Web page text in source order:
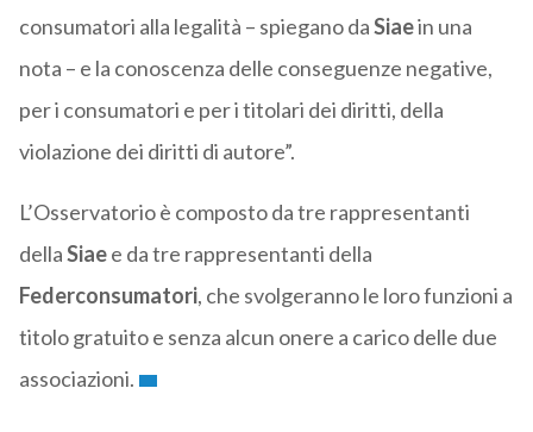
consumatori alla legalità – spiegano daSiaein una
nota – e la conoscenza delle conseguenze negative,
per i consumatori e per i titolari dei diritti, della
violazione dei diritti di autore”.
L’Osservatorio è composto da tre rappresentanti
dellaSiaee da tre rappresentanti della
Federconsumatori, che svolgeranno le loro funzioni a
titolo gratuito e senza alcun onere a carico delle due
associazioni.